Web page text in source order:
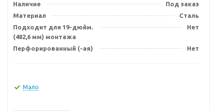
Наличие
Под заказ
Материал
Сталь
Подходит для 19-дюйм.
(482,6 мм) монтажа
Нет
Перфорированный (-ая) Нет
Мало